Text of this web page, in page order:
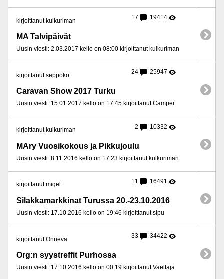
kirjoittanut kulkuriman 17 19414
MA Talvipäivät
Uusin viesti: 2.03.2017 kello on 08:00 kirjoittanut kulkuriman
kirjoittanut seppoko 24 25947
Caravan Show 2017 Turku
Uusin viesti: 15.01.2017 kello on 17:45 kirjoittanut Camper
kirjoittanut kulkuriman 2 10332
MAry Vuosikokous ja Pikkujoulu
Uusin viesti: 8.11.2016 kello on 17:23 kirjoittanut kulkuriman
kirjoittanut migel 11 16491
Silakkamarkkinat Turussa 20.-23.10.2016
Uusin viesti: 17.10.2016 kello on 19:46 kirjoittanut sipu
kirjoittanut Onneva 33 34422
Org:n syystreffit Purhossa
Uusin viesti: 17.10.2016 kello on 00:19 kirjoittanut Vaeltaja